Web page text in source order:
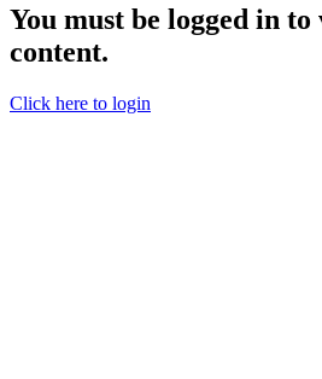
You must be logged in to
content.
Click here to login